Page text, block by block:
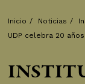
Inicio / Noticias /
UDP celebra 20